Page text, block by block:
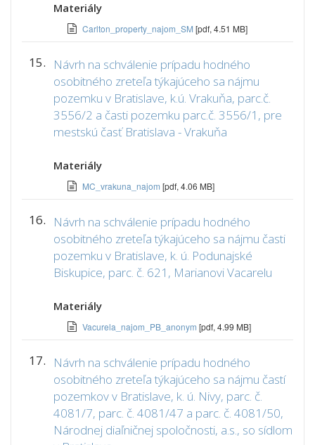
Materiály
Carlton_property_najom_SM [pdf, 4.51 MB]
15.
Návrh na schválenie prípadu hodného
osobitného zreteľa týkajúceho sa nájmu
pozemku v Bratislave, k.ú. Vrakuňa, parc.č.
3556/2 a časti pozemku parc.č. 3556/1, pre
mestskú časť Bratislava - Vrakuňa
Materiály
MC_vrakuna_najom [pdf, 4.06 MB]
16.
Návrh na schválenie prípadu hodného
osobitného zreteľa týkajúceho sa nájmu časti
pozemku v Bratislave, k. ú. Podunajské
Biskupice, parc. č. 621, Marianovi Vacarelu
Materiály
Vacurela_najom_PB_anonym [pdf, 4.99 MB]
17.
Návrh na schválenie prípadu hodného
osobitného zreteľa týkajúceho sa nájmu častí
pozemkov v Bratislave, k. ú. Nivy, parc. č.
4081/7, parc. č. 4081/47 a parc. č. 4081/50,
Národnej diaľničnej spoločnosti, a.s., so sídlom